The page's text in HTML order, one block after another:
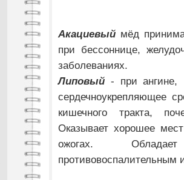
Акациевый мёд
при бессоннице,
заболеваниях.
Липовый - при ангине,
сердечноукрепляющее
кишечного тракта,
Оказывает хорошее
ожогах.
противовоспалительным